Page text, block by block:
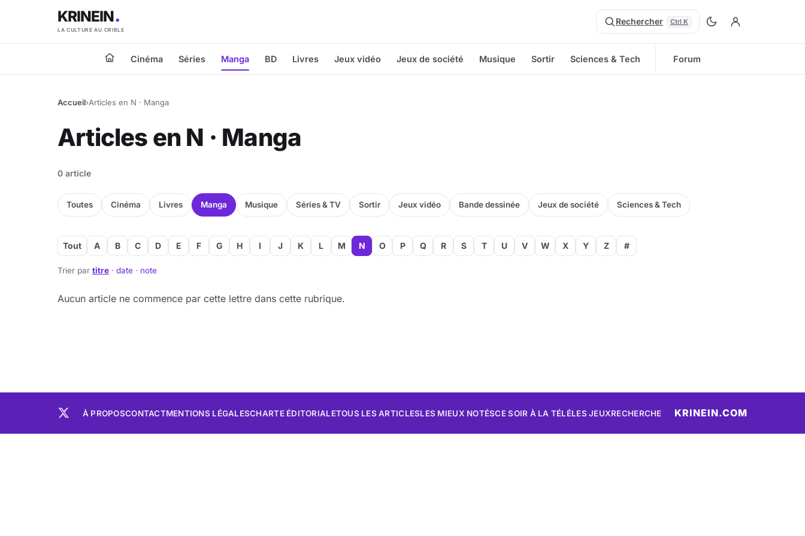
KRINEIN
LA CULTURE AU CRIBLE
Rechercher Ctrl K
Cinéma Séries Manga BD Livres Jeux vidéo Jeux de société Musique Sortir Sciences & Tech Forum
Accueil›Articles en N · Manga
Articles en N · Manga
0 article
Toutes Cinéma Livres Manga Musique Séries & TV Sortir Jeux vidéo Bande dessinée Jeux de société Sciences & Tech
Tout A B C D E F G H I J K L M N O P Q R S T U V W X Y Z #
Trier par titre · date · note
Aucun article ne commence par cette lettre dans cette rubrique.
À PROPOSCONTACTMENTIONS LÉGALESCHARTE ÉDITORIALETOUS LES ARTICLESLES MIEUX NOTÉSCE SOIR À LA TÉLÉLES JEUXRECHERCHE KRINEIN.COM